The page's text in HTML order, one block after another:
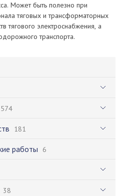
574
181
работы 6
38
Может быть полезно при
тяговых и трансформаторных
тягового электроснабжения, а
транспорта.